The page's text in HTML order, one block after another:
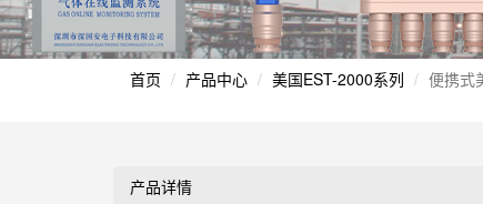
首页 产品中心 美国EST-2000系列 便携式
产品详情